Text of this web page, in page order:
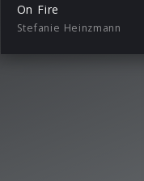
On Fire
Stefanie Heinzmann